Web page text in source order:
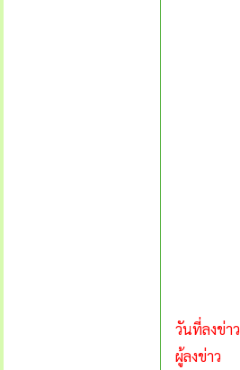
วันที่ลงข่าว
ผู้ลงข่าว